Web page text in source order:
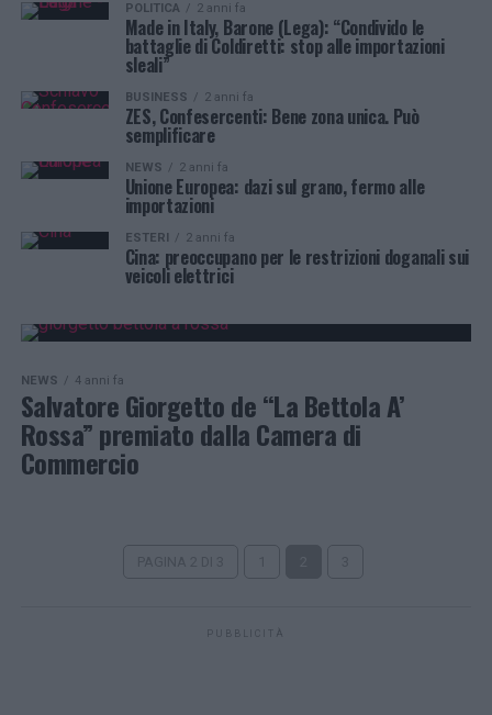
POLITICA 2 anni fa
Made in Italy, Barone (Lega): “Condivido le
battaglie di Coldiretti: stop alle importazioni
sleali”
BUSINESS 2 anni fa
ZES, Confesercenti: Bene zona unica. Può
semplificare
NEWS 2 anni fa
Unione Europea: dazi sul grano, fermo alle
importazioni
ESTERI 2 anni fa
Cina: preoccupano per le restrizioni doganali sui
veicoli elettrici
NEWS 4 anni fa
Salvatore Giorgetto de “La Bettola A’
Rossa” premiato dalla Camera di
Commercio
PUBBLICITÀ